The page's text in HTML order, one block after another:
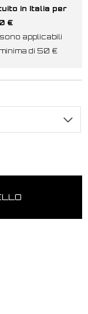
in Italia per
€
applicabili
di 50 €